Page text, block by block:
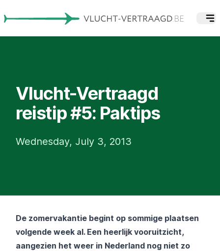
Vlucht-Vertraagd
reistip #5: Paktips
Wednesday, July 3, 2013
De zomervakantie begint op sommige plaatsen
volgende week al. Een heerlijk vooruitzicht,
aangezien het weer in Nederland nog niet zo